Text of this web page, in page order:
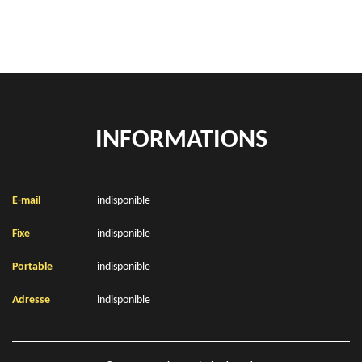
INFORMATIONS
E-mail indisponible
Fixe indisponible
Portable indisponible
Adresse indisponible